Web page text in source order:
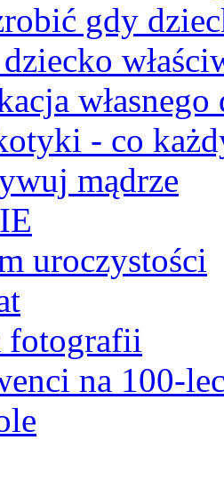
gdy
własnego
- co
mądrze
uroczystości
fotografii
na 100-